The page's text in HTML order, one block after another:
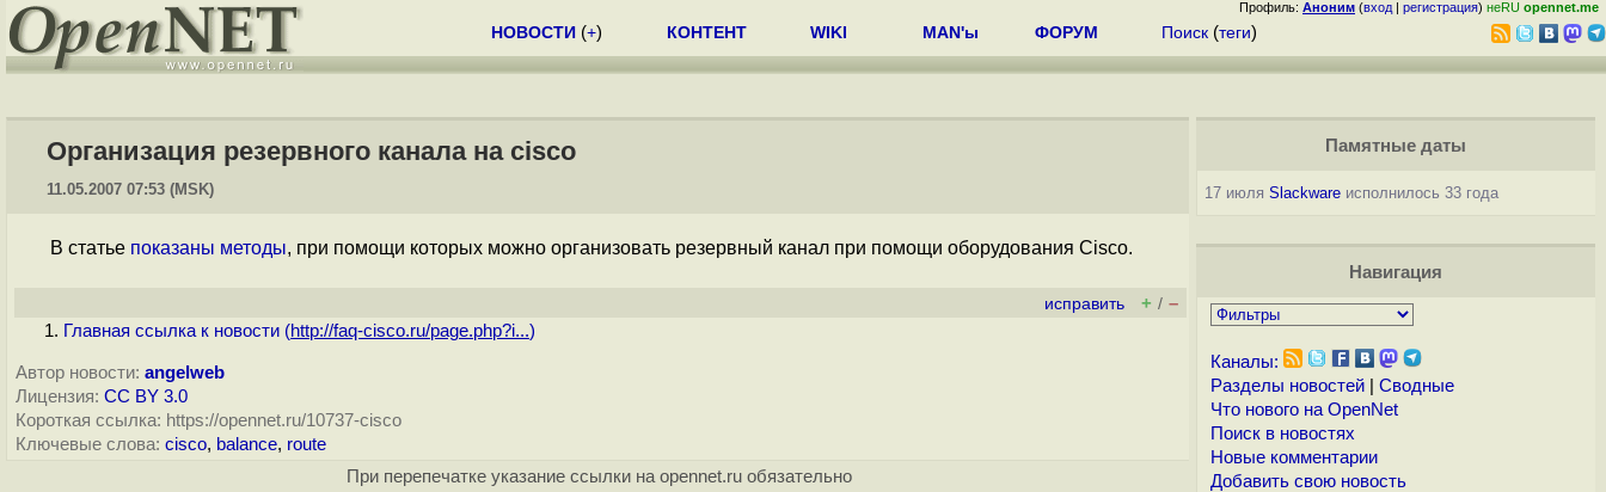
Профиль: Аноним (вход | регистрация) неRU opennet.me
НОВОСТИ (+) КОНТЕНТ WIKI MAN'ы ФОРУМ Поиск (теги)
Организация резервного канала на cisco
11.05.2007 07:53 (MSK)
В статье показаны методы, при помощи которых можно организовать резервный канал при помощи оборудования Cisco.
исправить + / –
Главная ссылка к новости (http://faq-cisco.ru/page.php?i...)
Автор новости: angelweb
Лицензия: CC BY 3.0
Короткая ссылка: https://opennet.ru/10737-cisco
Ключевые слова: cisco, balance, route
При перепечатке указание ссылки на opennet.ru обязательно
Памятные даты
17 июля Slackwareисполнилось 33 года
Навигация
Каналы:
Разделы новостей| Сводные
Что нового на OpenNet
Поиск в новостях
Новые комментарии
Добавить свою новость